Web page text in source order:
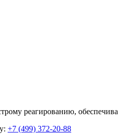
реагированию,
+7 (499) 372-20-88